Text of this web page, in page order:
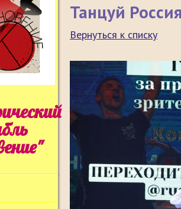
Танцуй
Вернуться к списку